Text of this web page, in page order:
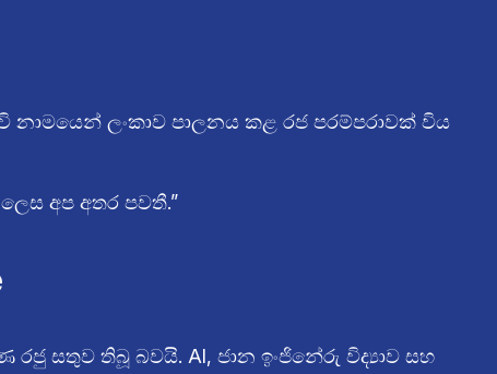
ලංකාව පාලනය කළ රජ පරම්පරාවක් විය
අප අතර පවතී.”
සතුව තිබූ බවයි. AI, ජාන ඉංජිනේරු විද්‍යාව සහ